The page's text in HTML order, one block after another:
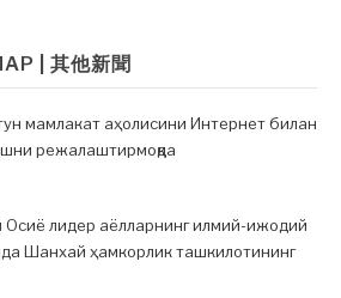
| 其他新聞
мамлакат аҳолисини Интернет билан
режалаштирмоқда
лидер аёлларнинг илмий-ижодий
Шанхай ҳамкорлик ташкилотининг